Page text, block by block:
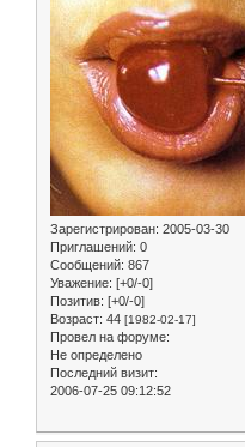
Зарегистрирован: 2005-03-30
Приглашений: 0
Сообщений: 867
Уважение: [+0/-0]
Позитив: [+0/-0]
Возраст: 44 [1982-02-17]
Провел на форуме:
Не определено
Последний визит:
2006-07-25 09:12:52